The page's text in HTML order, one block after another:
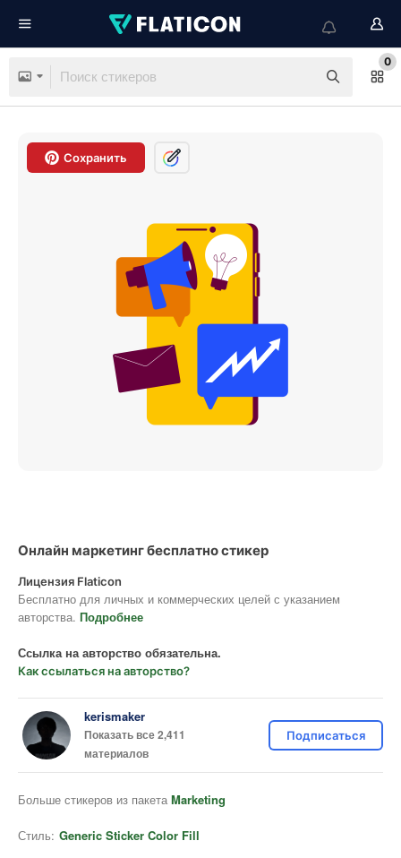
0
Сохранить
Онлайн маркетинг бесплатно стикер
Лицензия Flaticon
Бесплатно для личных и коммерческих целей с указанием
авторства. Подробнее
Ссылка на авторство обязательна.
Как ссылаться на авторство?
kerismaker
Показать все 2,411
материалов
Подписаться
Больше стикеров из пакета Marketing
Стиль: Generic Sticker Color Fill